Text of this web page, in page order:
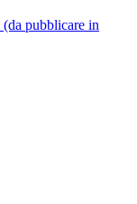
pubblicare in